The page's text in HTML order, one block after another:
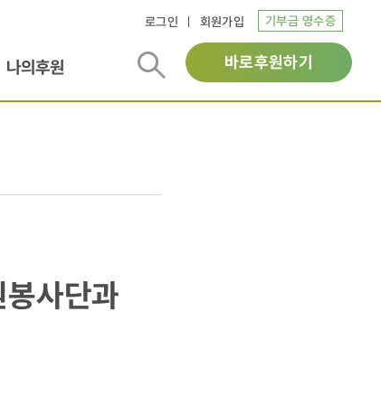
로그인 회원가입 기부금 영수증
나의후원 바로후원하기
사단과